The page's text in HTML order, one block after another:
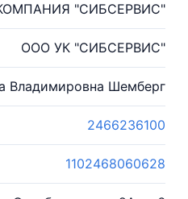
"СИБСЕРВИС"
ООО УК "СИБСЕРВИС"
Владимировна Шемберг
2466236100
1102468060628